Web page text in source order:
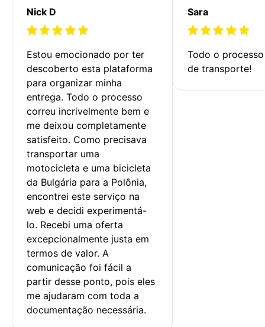
Nick D
Estou emocionado por ter
descoberto esta plataforma
para organizar minha
entrega. Todo o processo
correu incrivelmente bem e
me deixou completamente
satisfeito. Como precisava
transportar uma
motocicleta e uma bicicleta
da Bulgária para a Polônia,
encontrei este serviço na
web e decidi experimentá-
lo. Recebi uma oferta
excepcionalmente justa em
termos de valor. A
comunicação foi fácil a
partir desse ponto, pois eles
me ajudaram com toda a
documentação necessária.
Sara
Todo o
de transporte!